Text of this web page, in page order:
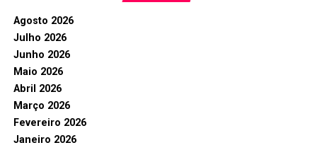
Agosto 2026
Julho 2026
Junho 2026
Maio 2026
Abril 2026
Março 2026
Fevereiro 2026
Janeiro 2026